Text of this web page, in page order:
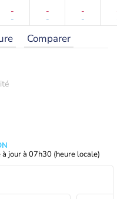
-
-
-
-
-
-
Comparer
jour à 07h30 (heure locale)